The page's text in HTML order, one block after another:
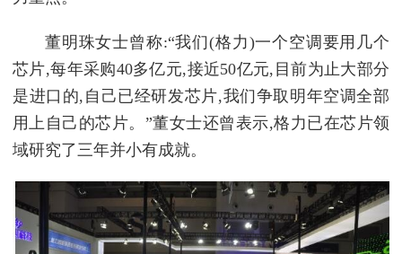
董明珠女士曾称:“我们(格力)一个空调要用几个
芯片,每年采购40多亿元,接近50亿元,目前为止大部分
是进口的,自己已经研发芯片,我们争取明年空调全部
用上自己的芯片。”董女士还曾表示,格力已在芯片领
域研究了三年并小有成就。